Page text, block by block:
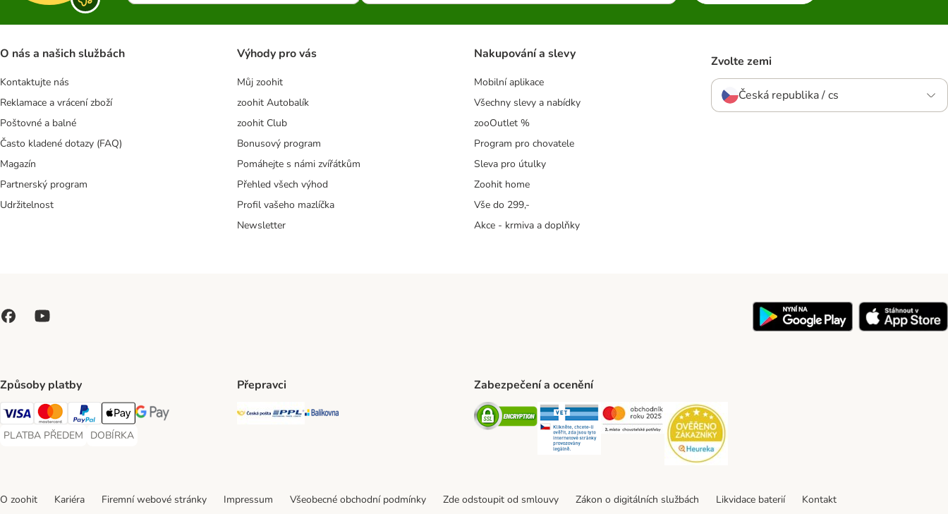
O nás a našich službách
Kontaktujte nás
Reklamace a vrácení zboží
Poštovné a balné
Často kladené dotazy (FAQ)
Magazín
Partnerský program
Udržitelnost
Výhody pro vás
Můj zoohit
zoohit Autobalík
zoohit Club
Bonusový program
Pomáhejte s námi zvířátkům
Přehled všech výhod
Profil vašeho mazlíčka
Newsletter
Nakupování a slevy
Mobilní aplikace
Všechny slevy a nabídky
zooOutlet %
Program pro chovatele
Sleva pro útulky
Zoohit home
Vše do 299,-
Akce - krmiva a doplňky
Zvolte zemi
Česká republika / cs
Způsoby platby
Visa Payment Method
Mastercard Payment Method
PayPal Payment Method
Apple pay Payment Method
GooglePay Payment Method
PLATBA PŘEDEM
PLATBA PŘEDEM Payment Method
DOBÍRKA
DOBÍRKA Payment Method
Přepravci
Česká pošta Shipping Method
PPL Shipping Method
Balíkovna Shipping Method
Zabezpečení a ocenění
Security Security Security
O zoohit Kariéra Firemní webové stránky Impressum Všeobecné obchodní podmínky Zde odstoupit od smlouvy Zákon o digitálních službách Likvidace baterií
Kontakt